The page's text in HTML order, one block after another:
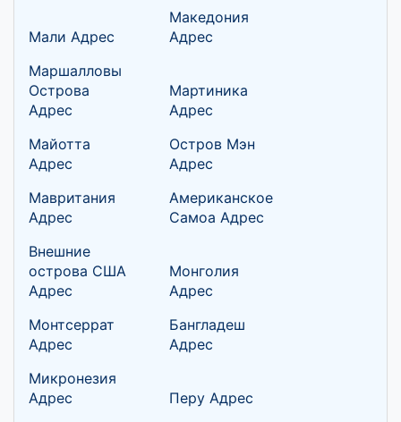
Мали Адрес
Македония
Адрес
Маршалловы
Острова
Адрес
Мартиника
Адрес
Майотта
Адрес
Остров Мэн
Адрес
Мавритания
Адрес
Американское
Самоа Адрес
Внешние
острова США
Адрес
Монголия
Адрес
Монтсеррат
Адрес
Бангладеш
Адрес
Микронезия
Адрес
Перу Адрес